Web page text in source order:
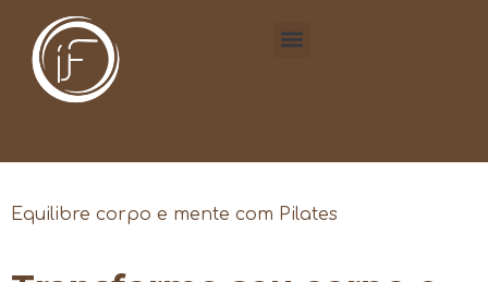
Equilibre corpo e mente com Pilates